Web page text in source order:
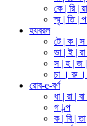
কে | রি |
স্মৃ | তি |
হযবরল
টে | ক | স
ভা | ই |
স | হ | জ |
চা । রু
রোব-e-বর্ণ
ধা | রা |
গ | ল্প
ক | বি | তা